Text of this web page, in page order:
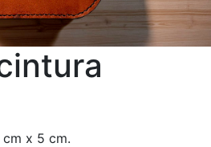
cm x 5 cm.